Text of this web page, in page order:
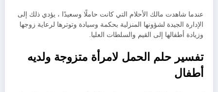
عندما شاهدت مالك الأحلام التي كانت حاملًا وسعيدًا ، يؤدي ذلك إلى
الإدارة الجيدة لشؤونها المنزلية بحكمة وسيادة وتوترها لرعاية زوجها
وزيادة أطفالها إلى القيم والسلطات العليا.
تفسير حلم الحمل لامرأة متزوجة ولديه
أطفال